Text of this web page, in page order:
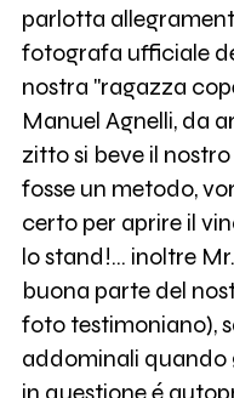
parlotta
fotografa ufficiale
nostra "ragazza
Manuel Agnelli, da
zitto si beve il
fosse un metodo,
certo per aprire il
lo stand!... inoltre
buona parte del
foto testimoniano),
addominali quando
in questione é